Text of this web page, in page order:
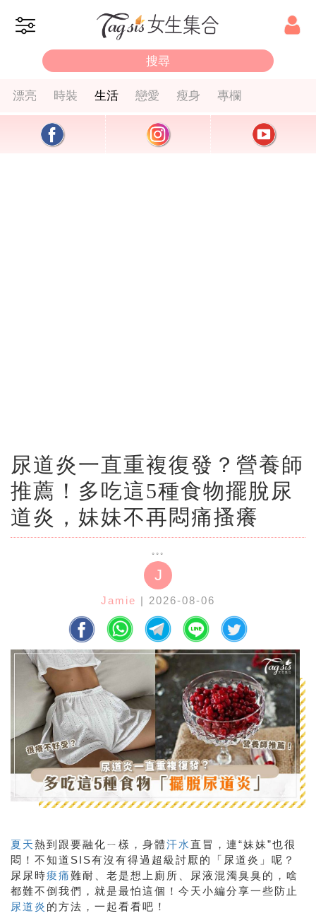
漂亮 時裝 生活 戀愛 瘦身 專欄
尿道炎一直重複復發？營養師
推薦！多吃這5種食物擺脫尿
道炎，妹妹不再悶痛搔癢
J
Jamie | 2026-08-06
夏天熱到跟要融化ㄧ樣，身體汗水直冒，連“妹妹”也很
悶！不知道SIS有沒有得過超級討厭的「尿道炎」呢？
尿尿時痠痛難耐、老是想上廁所、尿液混濁臭臭的，啥
都難不倒我們，就是最怕這個！今天小編分享一些防止
尿道炎 的方法，一起看看吧！